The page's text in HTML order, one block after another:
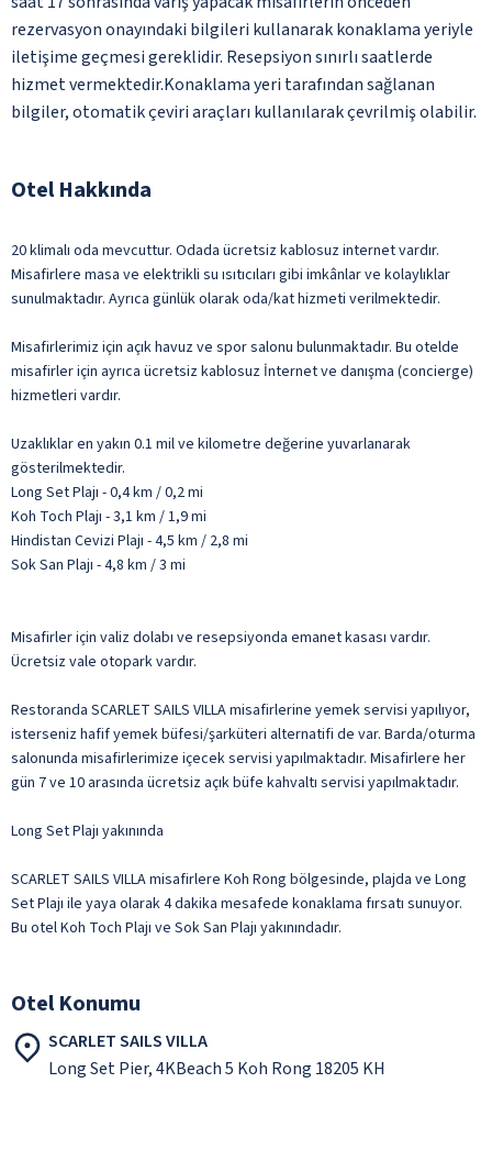
rezervasyon onayındaki bilgileri kullanarak konaklama yeriyle
iletişime geçmesi gereklidir. Resepsiyon sınırlı saatlerde
hizmet vermektedir.Konaklama yeri tarafından sağlanan
bilgiler, otomatik çeviri araçları kullanılarak çevrilmiş olabilir.
Otel Hakkında
20 klimalı oda mevcuttur. Odada ücretsiz kablosuz internet vardır.
Misafirlere masa ve elektrikli su ısıtıcıları gibi imkânlar ve kolaylıklar
sunulmaktadır. Ayrıca günlük olarak oda/kat hizmeti verilmektedir.
Misafirlerimiz için açık havuz ve spor salonu bulunmaktadır. Bu otelde
misafirler için ayrıca ücretsiz kablosuz İnternet ve danışma (concierge)
hizmetleri vardır.
Uzaklıklar en yakın 0.1 mil ve kilometre değerine yuvarlanarak
gösterilmektedir.
Long Set Plajı - 0,4 km / 0,2 mi
Koh Toch Plajı - 3,1 km / 1,9 mi
Hindistan Cevizi Plajı - 4,5 km / 2,8 mi
Sok San Plajı - 4,8 km / 3 mi
Misafirler için valiz dolabı ve resepsiyonda emanet kasası vardır.
Ücretsiz vale otopark vardır.
Restoranda SCARLET SAILS VILLA misafirlerine yemek servisi yapılıyor,
isterseniz hafif yemek büfesi/şarküteri alternatifi de var. Barda/oturma
salonunda misafirlerimize içecek servisi yapılmaktadır. Misafirlere her
gün 7 ve 10 arasında ücretsiz açık büfe kahvaltı servisi yapılmaktadır.
Long Set Plajı yakınında
SCARLET SAILS VILLA misafirlere Koh Rong bölgesinde, plajda ve Long
Set Plajı ile yaya olarak 4 dakika mesafede konaklama fırsatı sunuyor.
Bu otel Koh Toch Plajı ve Sok San Plajı yakınındadır.
Otel Konumu
SCARLET SAILS VILLA
Long Set Pier, 4KBeach 5 Koh Rong 18205 KH